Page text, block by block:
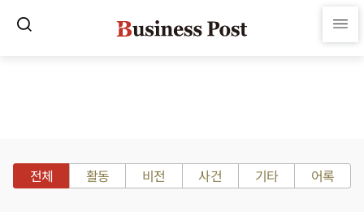
전체 활동 비전 사건 기타 어록